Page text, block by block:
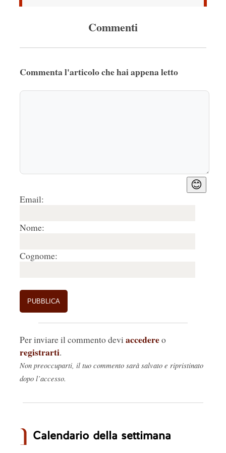
Commenti
Commenta l'articolo che hai appena letto
😊
Email:
Nome:
Cognome:
Per inviare il commento devi accedereo
registrarti.
Non preoccuparti, il tuo commento sarà salvato e ripristinato
dopo l’accesso.
Calendario della settimana